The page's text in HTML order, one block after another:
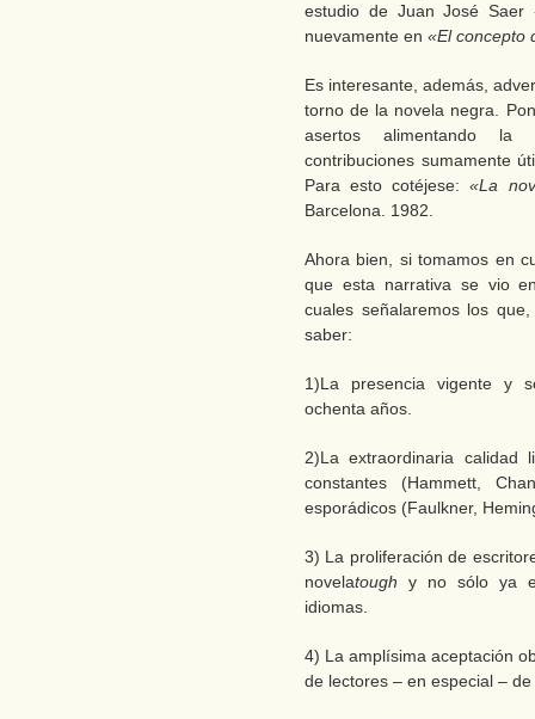
estudio de Juan José Saer
nuevamente en «El concepto
Es interesante, además,
torno de la novela negra.
asertos alimentando la
contribuciones sumamente
Para esto cotéjese:«La
Barcelona. 1982.
Ahora bien, si tomamos en
que esta narrativa se vio
cuales señalaremos los
saber:
1)La presencia vigente y
ochenta años.
2)La extraordinaria calidad
constantes (Hammett,
esporádicos (Faulkner,
3) La proliferación de
novelatough y no sólo ya
idiomas.
4) La amplísima aceptación
de lectores – en especial –